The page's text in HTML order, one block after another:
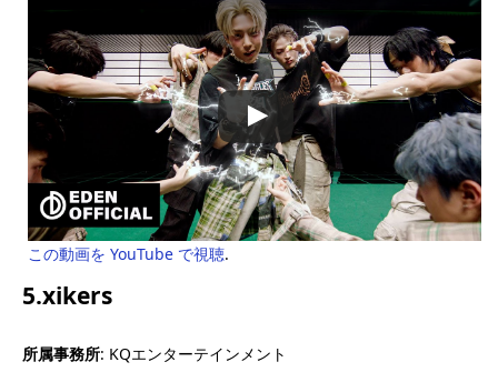
この動画を YouTube で視聴.
5.xikers
所属事務所: KQエンターテインメント